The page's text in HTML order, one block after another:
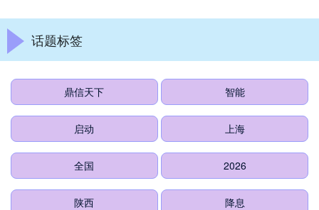
话题标签
鼎信天下 智能
启动 上海
全国 2026
陕西 降息